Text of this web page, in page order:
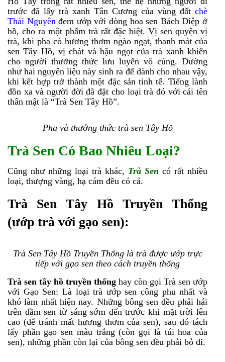
trước đã lấy trà xanh Tân Cương của vùng đất chè
Thái Nguyênđem ướp với dòng hoa sen Bách Diệp ở
hồ, cho ra một phẩm trà rất đặc biệt. Vị sen quyện vị
trà, khi pha có hương thơm ngào ngạt, thanh mát của
sen Tây Hồ, vị chát và hậu ngọt của trà xanh khiến
cho người thưởng thức lưu luyến vô cùng. Dường
như hai nguyên liệu này sinh ra để dành cho nhau vậy,
khi kết hợp trở thành một đặc sản tinh tế. Tiếng lành
đồn xa và người đời đã đặt cho loại trà đó với cái tên
thân mật là “Trà Sen Tây Hồ”.
Pha và thưởng thức trà sen Tây Hồ
Trà Sen Có Bao Nhiêu Loại?
Cũng như những loại trà khác, Trà Sen có rất nhiều
loại, thượng vàng, hạ cám đều có cả.
Trà Sen Tây Hồ Truyền Thống
(ướp trà với gạo sen):
Trà Sen Tây Hồ Truyền Thống là trà được ướp trực
tiếp với gạo sen theo cách truyền thống
Trà sen tây hồ truyền thống hay còn gọi Trà sen ướp
với Gạo Sen: Là loại trà ướp sen công phu nhất và
khó làm nhất hiện nay. Những bông sen đều phải hái
trên đầm sen từ sáng sớm đến trước khi mặt trời lên
cao (để tránh mất hương thơm của sen), sau đó tách
lấy phần gạo sen màu trắng (còn gọi là túi hoa của
sen), những phần còn lại của bông sen đều phải bỏ đi.